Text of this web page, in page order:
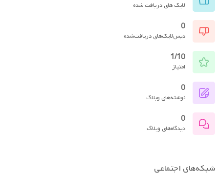
لایک های دریافت شده
0
دیس‌لایک‌های دریافت‌شده
1/10
امتیاز
0
نوشته‌های وبلاگ
0
دیدگاه‌های وبلاگ
شبکه‌های اجتماعی